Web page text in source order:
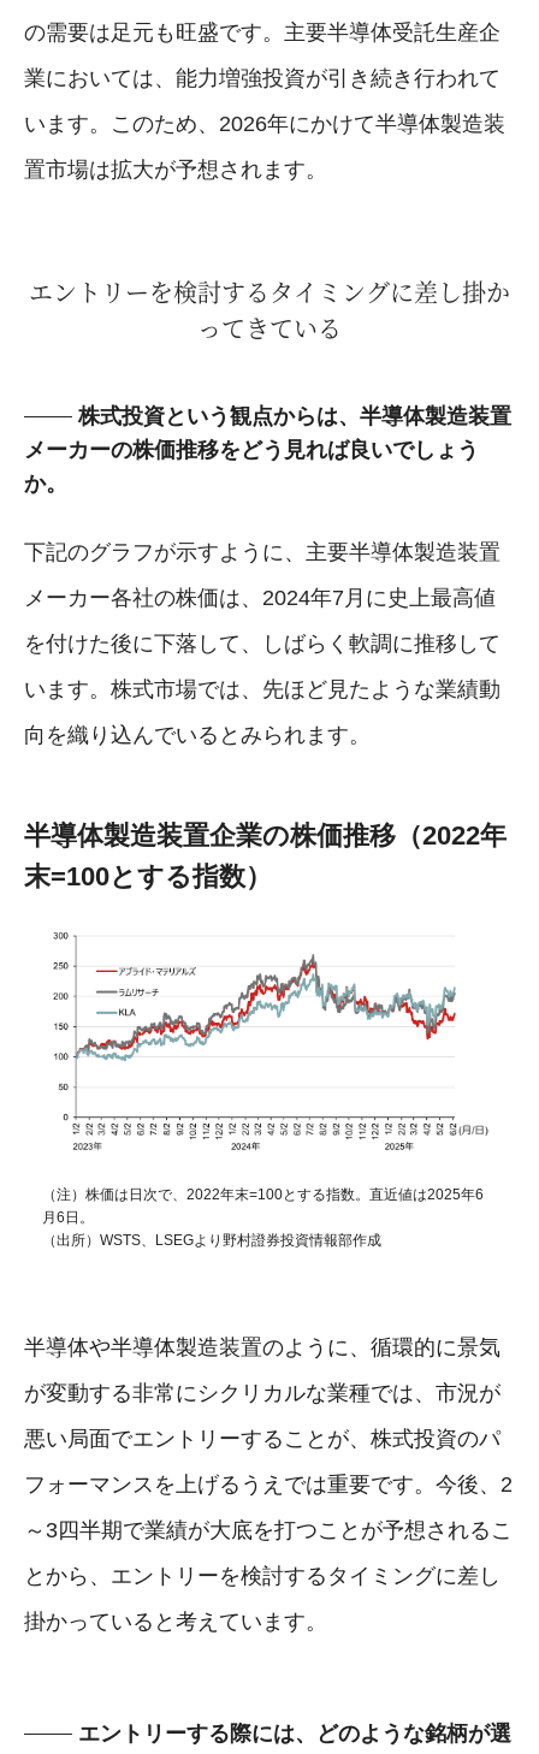
の需要は足元も旺盛です。主要半導体受託生産企
業においては、能力増強投資が引き続き行われて
います。このため、2026年にかけて半導体製造装
置市場は拡大が予想されます。
エントリーを検討するタイミングに差し掛か
ってきている
株式投資という観点からは、半導体製造装置
メーカーの株価推移をどう見れば良いでしょう
か。
下記のグラフが示すように、主要半導体製造装置
メーカー各社の株価は、2024年7月に史上最高値
を付けた後に下落して、しばらく軟調に推移して
います。株式市場では、先ほど見たような業績動
向を織り込んでいるとみられます。
半導体製造装置企業の株価推移（2022年
末=100とする指数）
（注）株価は日次で、2022年末=100とする指数。直近値は2025年6
月6日。
（出所）WSTS、LSEGより野村證券投資情報部作成
半導体や半導体製造装置のように、循環的に景気
が変動する非常にシクリカルな業種では、市況が
悪い局面でエントリーすることが、株式投資のパ
フォーマンスを上げるうえでは重要です。今後、2
～3四半期で業績が大底を打つことが予想されるこ
とから、エントリーを検討するタイミングに差し
掛かっていると考えています。
エントリーする際には、どのような銘柄が選